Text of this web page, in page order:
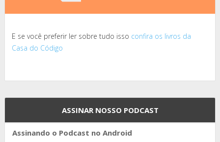
E se você preferir ler sobre tudo isso confira os livros da
Casa do Código
ASSINAR NOSSO PODCAST
Assinando o Podcast no Android